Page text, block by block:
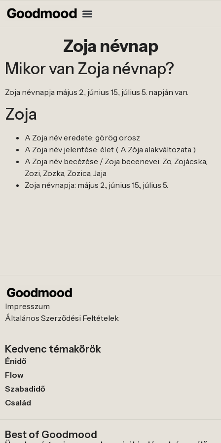
Zoja névnap
Mikor van Zoja névnap?
Zoja névnapja május 2., június 15., július 5. napján van.
Zoja
A Zoja név eredete: görög orosz
A Zoja név jelentése: élet ( A Zója alakváltozata )
A Zoja név becézése / Zoja becenevei: Zo, Zojácska,
Zozi, Zozka, Zozica, Jaja
Zoja névnapja: május 2., június 15., július 5.
Impresszum
Általános Szerződési Feltételek
Kedvenc témakörök
Énidő
Flow
Szabadidő
Család
Best of Goodmood